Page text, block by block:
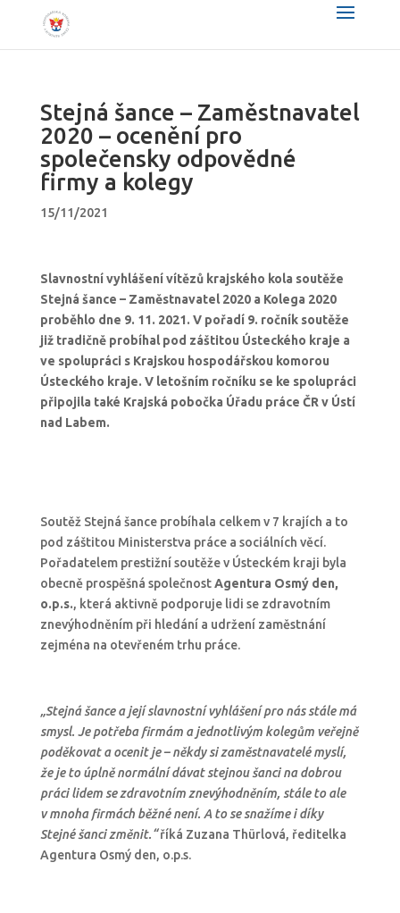
Stejná šance – Zaměstnavatel
2020 – ocenění pro
společensky odpovědné
firmy a kolegy
15/11/2021
Slavnostní vyhlášení vítězů krajského kola soutěže
Stejná šance – Zaměstnavatel 2020 a Kolega 2020
proběhlo dne 9. 11. 2021. V pořadí 9. ročník soutěže
již tradičně probíhal pod záštitou Ústeckého kraje a
ve spolupráci s Krajskou hospodářskou komorou
Ústeckého kraje. V letošním ročníku se ke spolupráci
připojila také Krajská pobočka Úřadu práce ČR v Ústí
nad Labem.
Soutěž Stejná šance probíhala celkem v 7 krajích a to
pod záštitou Ministerstva práce a sociálních věcí.
Pořadatelem prestižní soutěže v Ústeckém kraji byla
obecně prospěšná společnostAgentura Osmý den,
o.p.s., která aktivně podporuje lidi se zdravotním
znevýhodněním při hledání a udržení zaměstnání
zejména na otevřeném trhu práce.
„Stejná šance a její slavnostní vyhlášení pro nás stále má
smysl. Je potřeba firmám a jednotlivým kolegům veřejně
poděkovat a ocenit je – někdy si zaměstnavatelé myslí,
že je to úplně normální dávat stejnou šanci na dobrou
práci lidem se zdravotním znevýhodněním, stále to ale
v mnoha firmách běžné není. A to se snažíme i díky
Stejné šanci změnit.“říká Zuzana Thürlová, ředitelka
Agentura Osmý den, o.p.s.